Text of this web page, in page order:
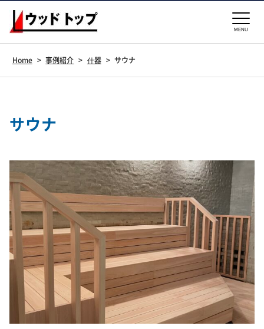
MENU
Home > 事例紹介 > 什器 > サウナ
サウナ